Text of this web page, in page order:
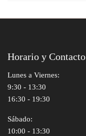
Horario y Contacto
Lunes a Viernes:
9:30 - 13:30
16:30 - 19:30
Sábado:
10:00 - 13:30